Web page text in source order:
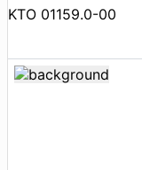
KTO 01159.0-00